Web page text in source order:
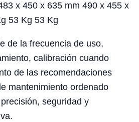
x 450 x 635 mm 490 x 455 x
53 Kg 53 Kg
de la frecuencia de uso,
calibración cuando
de las recomendaciones
mantenimiento ordenado
seguridad y